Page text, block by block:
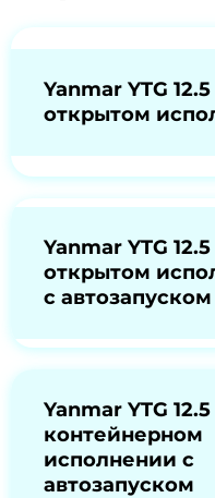
Yanmar YTG 12.5
открытом
Yanmar YTG 12.5
открытом
с автозапуском
Yanmar YTG 12.5
контейнерном
исполнении с
автозапуском